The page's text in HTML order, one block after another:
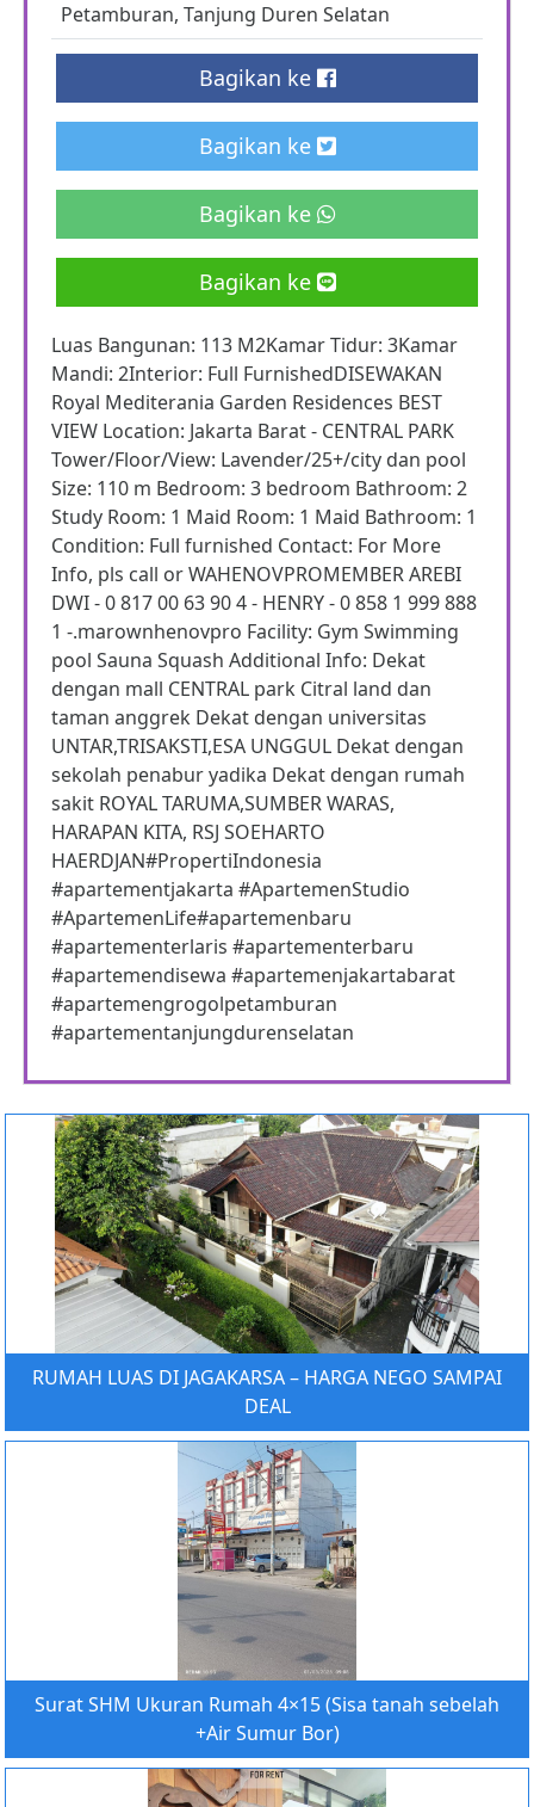
Petamburan, Tanjung Duren Selatan
Bagikan ke
Bagikan ke
Bagikan ke
Bagikan ke
Luas Bangunan: 113 M2Kamar Tidur: 3Kamar
Mandi: 2Interior: Full FurnishedDISEWAKAN
Royal Mediterania Garden Residences BEST
VIEW Location: Jakarta Barat - CENTRAL PARK
Tower/Floor/View: Lavender/25+/city dan pool
Size: 110 m Bedroom: 3 bedroom Bathroom: 2
Study Room: 1 Maid Room: 1 Maid Bathroom: 1
Condition: Full furnished Contact: For More
Info, pls call or WAHENOVPROMEMBER AREBI
DWI - 0 817 00 63 90 4 - HENRY - 0 858 1 999 888
1 -.marownhenovpro Facility: Gym Swimming
pool Sauna Squash Additional Info: Dekat
dengan mall CENTRAL park Citral land dan
taman anggrek Dekat dengan universitas
UNTAR,TRISAKSTI,ESA UNGGUL Dekat dengan
sekolah penabur yadika Dekat dengan rumah
sakit ROYAL TARUMA,SUMBER WARAS,
HARAPAN KITA, RSJ SOEHARTO
HAERDJAN#PropertiIndonesia
#apartementjakarta #ApartemenStudio
#ApartemenLife#apartemenbaru
#apartementerlaris #apartementerbaru
#apartemendisewa #apartemenjakartabarat
#apartemengrogolpetamburan
#apartementanjungdurenselatan
RUMAH LUAS DI JAGAKARSA – HARGA NEGO SAMPAI
DEAL
Surat SHM Ukuran Rumah 4×15 (Sisa tanah sebelah
+Air Sumur Bor)